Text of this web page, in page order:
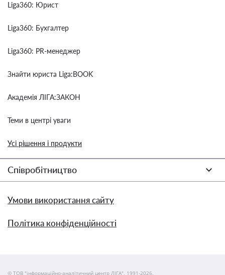
Liga360: Юрист
Liga360: Бухгалтер
Liga360: PR-менеджер
Знайти юриста Liga:BOOK
Академія ЛІГА:ЗАКОН
Теми в центрі уваги
Усі рішення і продукти
Співробітництво
Умови використання сайту
Політика конфіденційності
© ТОВ "інформаційно-аналітичний центр ЛІГА", 1991-2026.